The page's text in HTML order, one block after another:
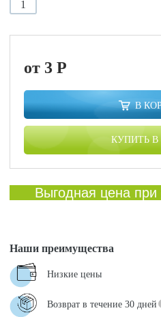
1
от 3P
В
КУПИТЬ В
Выгодная цена при
Наши преимущества
Низкие цены
Возврат в течение 30 дней